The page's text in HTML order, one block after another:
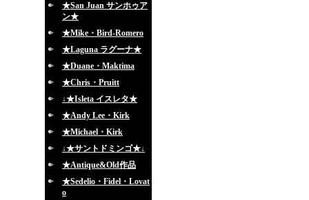
★San Juan サンホゥア
ン★
★Mike・Bird-Romero
★Laguna ラグーナ★
★Duane・Maktima
★Chris・Pruitt
↓★Isleta イスレタ★
★Andy Lee・Kirk
★Michael・Kirk
↓★サントドミンゴ★↓
★Antique&Old作品
★Sedelio・Fidel・Lovat
o